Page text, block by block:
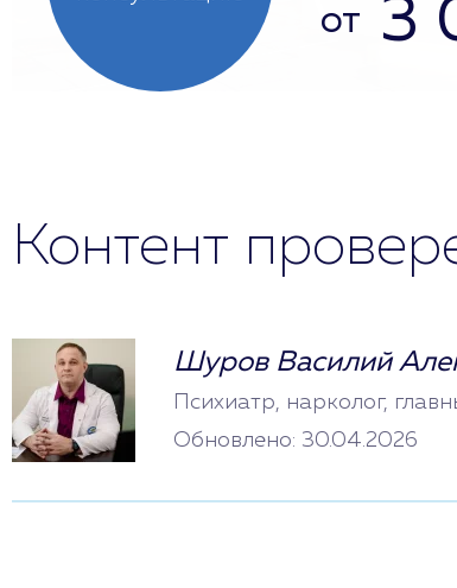
от 3
Контент
Шуров Василий
Психиатр, нарколог,
Обновлено: 30.04.2026